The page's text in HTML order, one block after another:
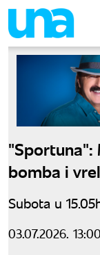
"Sportuna":
bomba i
Subota u
03.07.2026. 13:00